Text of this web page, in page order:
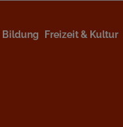
Bildung Freizeit & Kultur